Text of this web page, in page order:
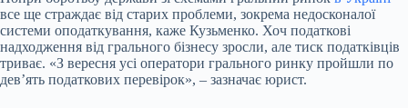
все ще страждає від старих проблеми, зокрема недосконалої
системи оподаткування, каже Кузьменко. Хоч податкові
надходження від грального бізнесу зросли, але тиск податківців
триває. «З вересня усі оператори грального ринку пройшли по
дев’ять податкових перевірок», – зазначає юрист.